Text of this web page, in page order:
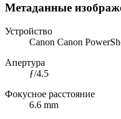
Метаданные
Устройство
Canon Canon
Апертура
ƒ/4.5
Фокусное расстояние
6.6 mm